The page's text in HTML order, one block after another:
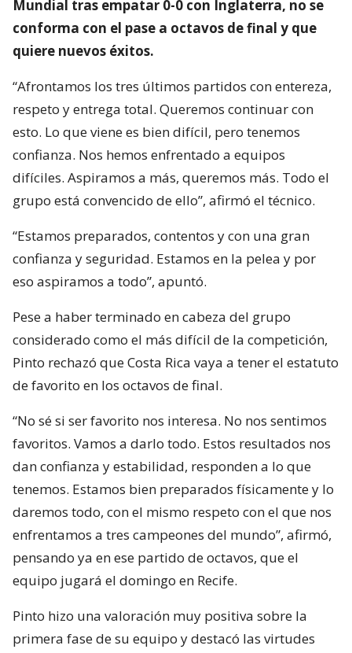
Mundial tras empatar 0-0 con Inglaterra, no se
conforma con el pase a octavos de final y que
quiere nuevos éxitos.
“Afrontamos los tres últimos partidos con entereza,
respeto y entrega total. Queremos continuar con
esto. Lo que viene es bien difícil, pero tenemos
confianza. Nos hemos enfrentado a equipos
difíciles. Aspiramos a más, queremos más. Todo el
grupo está convencido de ello”, afirmó el técnico.
“Estamos preparados, contentos y con una gran
confianza y seguridad. Estamos en la pelea y por
eso aspiramos a todo”, apuntó.
Pese a haber terminado en cabeza del grupo
considerado como el más difícil de la competición,
Pinto rechazó que Costa Rica vaya a tener el estatuto
de favorito en los octavos de final.
“No sé si ser favorito nos interesa. No nos sentimos
favoritos. Vamos a darlo todo. Estos resultados nos
dan confianza y estabilidad, responden a lo que
tenemos. Estamos bien preparados físicamente y lo
daremos todo, con el mismo respeto con el que nos
enfrentamos a tres campeones del mundo”, afirmó,
pensando ya en ese partido de octavos, que el
equipo jugará el domingo en Recife.
Pinto hizo una valoración muy positiva sobre la
primera fase de su equipo y destacó las virtudes